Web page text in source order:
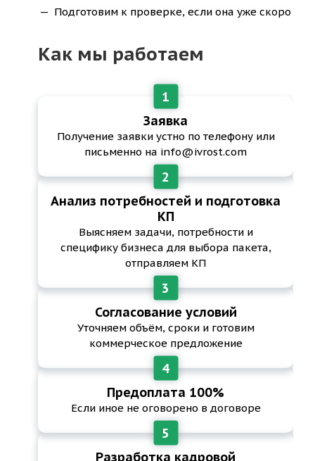
Подготовим к проверке, если она уже скоро
Как мы работаем
Заявка
Получение заявки устно по телефону или
письменно на info@ivrost.com
Анализ потребностей и подготовка
КП
Выясняем задачи, потребности и
специфику бизнеса для выбора пакета,
отправляем КП
Согласование условий
Уточняем объём, сроки и готовим
коммерческое предложение
Предоплата 100%
Если иное не оговорено в договоре
Разработка кадровой